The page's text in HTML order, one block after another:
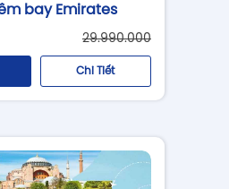
bay Emirates
29.990.000
Chi Tiết